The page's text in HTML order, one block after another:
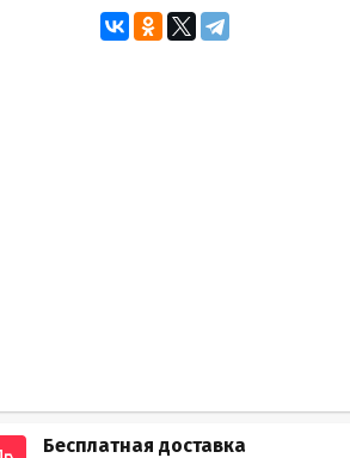
Бесплатная доставка